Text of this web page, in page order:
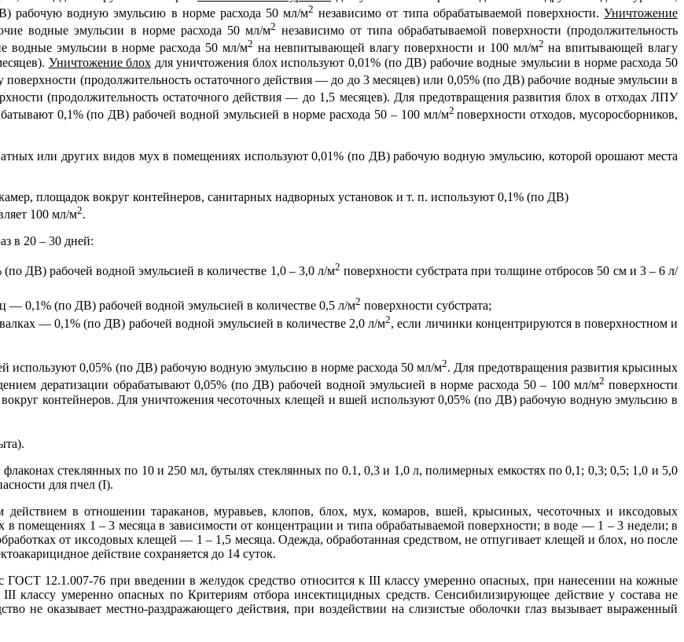
рабочую водную эмульсию в норме расхода 50 мл/м2 независимо от типа обрабатываемой поверхности.Уничтожение
водные эмульсии в норме расхода 50 мл/м2 независимо от типа обрабатываемой поверхности (продолжительность
водные эмульсии в норме расхода 50 мл/м2 на невпитывающей влагу поверхности и 100 мл/м2 на впитывающей влагу
Уничтожение блох для уничтожения блох используют 0,01% (по ДВ) рабочие водные эмульсии в норме расхода 50
(продолжительность остаточного действия — до до 3 месяцев) или 0,05% (по ДВ) рабочие водные эмульсии в
(продолжительность остаточного действия — до 1,5 месяцев). Для предотвращения развития блох в отходах ЛПУ
0,1% (по ДВ) рабочей водной эмульсией в норме расхода 50 – 100 мл/м2поверхности отходов, мусоросборников,
или других видов мух в помещениях используют 0,01% (по ДВ) рабочую водную эмульсию, которой орошают места
площадок вокруг контейнеров, санитарных надворных установок и т. п. используют 0,1% (по ДВ)
100 мл/м2.
в 20 – 30 дней:
ДВ) рабочей водной эмульсией в количестве 1,0 – 3,0 л/м2 поверхности субстрата при толщине отбросов 50 см и 3 – 6 л/
0,1% (по ДВ) рабочей водной эмульсией в количестве 0,5 л/м2 поверхности субстрата;
— 0,1% (по ДВ) рабочей водной эмульсией в количестве 2,0 л/м2, если личинки концентрируются в поверхностном и
используют 0,05% (по ДВ) рабочую водную эмульсию в норме расхода 50 мл/м2. Для предотвращения развития крысиных
дератизации обрабатывают 0,05% (по ДВ) рабочей водной эмульсией в норме расхода 50 – 100 мл/м2поверхности
контейнеров. Для уничтожения чесоточных клещей и вшей используют 0,05% (по ДВ) рабочую водную эмульсию в
стеклянных по 10 и 250 мл, бутылях стеклянных по 0.1, 0,3 и 1,0 л, полимерных емкостях по 0,1; 0,3; 0,5; 1,0 и 5,0
для пчел (I).
действием в отношении тараканов, муравьев, клопов, блох, мух, комаров, вшей, крысиных, чесоточных и иксодовых
в помещениях 1 – 3 месяца в зависимости от концентрации и типа обрабатываемой поверхности; в воде — 1 – 3 недели; в
от иксодовых клещей — 1 – 1,5 месяца. Одежда, обработанная средством, не отпугивает клещей и блох, но после
действие сохраняется до 14 суток.
ГОСТ 12.1.007-76 при введении в желудок средство относится к III классу умеренно опасных, при нанесении на кожные
умеренно опасных по Критериям отбора инсектицидных средств. Сенсибилизирующее действие у состава не
не оказывает местно-раздражающего действия, при воздействии на слизистые оболочки глаз вызывает выраженный